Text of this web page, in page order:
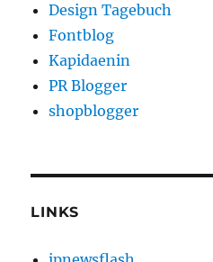
Design Tagebuch
Fontblog
Kapidaenin
PR Blogger
shopblogger
LINKS